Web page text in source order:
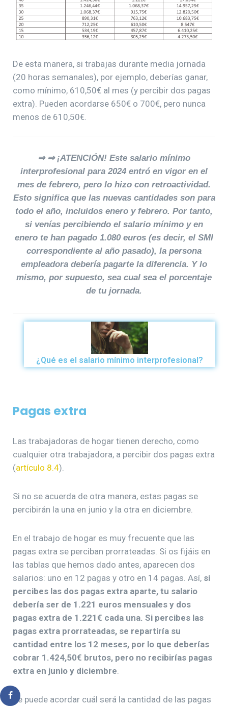
De esta manera, si trabajas durante media jornada
(20 horas semanales), por ejemplo, deberías ganar,
como mínimo, 610,50€ al mes (y percibir dos pagas
extra). Pueden acordarse 650€ o 700€, pero nunca
menos de 610,50€.
⇒ ⇒ ¡ATENCIÓN! Este salario mínimo
interprofesional para 2024 entró en vigor en el
mes de febrero, pero lo hizo con retroactividad.
Esto significa que las nuevas cantidades son para
todo el año, incluidos enero y febrero. Por tanto,
si venías percibiendo el salario mínimo y en
enero te han pagado 1.080 euros (es decir, el SMI
correspondiente al año pasado), la persona
empleadora debería pagarte la diferencia. Y lo
mismo, por supuesto, sea cual sea el porcentaje
de tu jornada.
¿Qué es el salario mínimo interprofesional?
Pagas extra
Las trabajadoras de hogar tienen derecho, como
cualquier otra trabajadora, a percibir dos pagas extra
(artículo 8.4).
Si no se acuerda de otra manera, estas pagas se
percibirán la una en junio y la otra en diciembre.
En el trabajo de hogar es muy frecuente que las
pagas extra se perciban prorrateadas. Si os fijáis en
las tablas que hemos dado antes, aparecen dos
salarios: uno en 12 pagas y otro en 14 pagas. Así, si
percibes las dos pagas extra aparte, tu salario
debería ser de 1.221 euros mensuales y dos
pagas extra de 1.221€ cada una. Si percibes las
pagas extra prorrateadas, se repartiría su
cantidad entre los 12 meses, por lo que deberías
cobrar 1.424,50€ brutos, pero no recibirías pagas
extra en junio y diciembre.
Se puede acordar cuál será la cantidad de las pagas